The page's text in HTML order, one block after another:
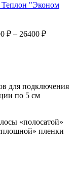
Теплон "Эконом
₽ – 26400 ₽
для подключения
по 5 см
«полосатой»
пленки